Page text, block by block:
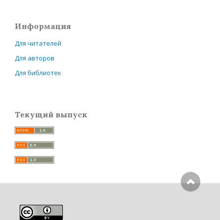
Информация
Для читателей
Для авторов
Для библиотек
Текущий выпуск